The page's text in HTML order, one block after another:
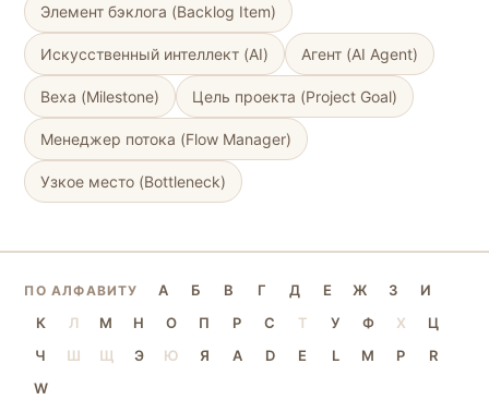
Элемент бэклога (Backlog Item)
Искусственный интеллект (AI) Агент (AI Agent)
Веха (Milestone) Цель проекта (Project Goal)
Менеджер потока (Flow Manager)
Узкое место (Bottleneck)
ПО АЛФАВИТУ А Б В Г Д Е Ж З
И
К
Л М Н О П Р С Т У Ф Х
Ц
Ч
Ш Щ Э Ю Я A D E L M P
R
W